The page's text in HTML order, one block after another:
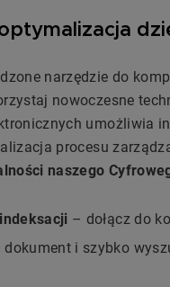
narzędzie do
nowoczesne
umożliwia
procesu
naszego
– dołącz do
i szybko